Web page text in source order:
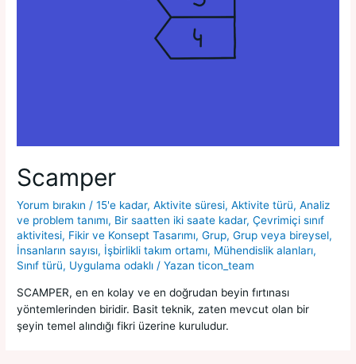
Scamper
Yorum bırakın /15'e kadar,Aktivite süresi,Aktivite türü,Analiz
ve problem tanımı, Bir saatten iki saate kadar,Çevrimiçi sınıf
aktivitesi, Fikir ve Konsept Tasarımı,Grup,Grup veya bireysel,
İnsanların sayısı, İşbirlikli takım ortamı, Mühendislik alanları,
Sınıf türü, Uygulama odaklı / Yazan ticon_team
SCAMPER, en en kolay ve en doğrudan beyin fırtınası
yöntemlerinden biridir. Basit teknik, zaten mevcut olan bir
şeyin temel alındığı fikri üzerine kuruludur.